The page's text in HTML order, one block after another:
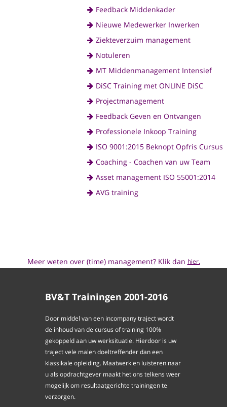
Feedback Middenkader
Nieuwe Medewerker Inwerken
Ziekteverzuim management
Notuleren
MT Middenmanagement Intensief
DiSC Training met ONLINE DiSC
Projectmanagement
Feedback Geven en Ontvangen
Professionele Inkoop Training
ISO 9001:2015 Beknopt Opfris Cursus
Coaching - Coachen van uw Team
Asset management ISO 55001:2014
AVG training
Meer weten over (time) management? Klik dan hier.
BV&T Trainingen 2001-2016
Door middel van een incompany traject wordt
de inhoud van de cursus of training 100%
gekoppeld aan uw werksituatie. Hierdoor is uw
traject vele malen doeltreffender dan een
klassikale opleiding. Maatwerk en luisteren naar
u als opdrachtgever maakt het ons telkens weer
mogelijk om resultaatgerichte trainingen te
verzorgen.